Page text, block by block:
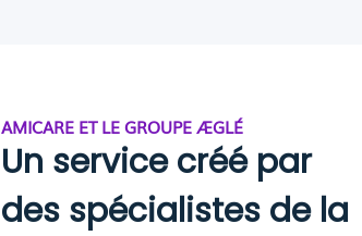
AMICARE ET LE GROUPE ÆGLÉ
Un service créé par
des spécialistes de la